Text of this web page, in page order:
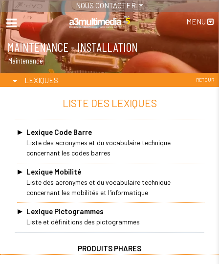
NOUS CONTACTER
MENU
MAINTENANCE - INSTALLATION
Maintenance
LEXIQUES RETOUR
LISTE DES LEXIQUES
Lexique Code Barre
Liste des acronymes et du vocabulaire technique
concernant les codes barres
Lexique Mobilité
Liste des acronymes et du vocabulaire technique
concernant les mobilités et l'informatique
Lexique Pictogrammes
Liste et définitions des pictogrammes
PRODUITS PHARES